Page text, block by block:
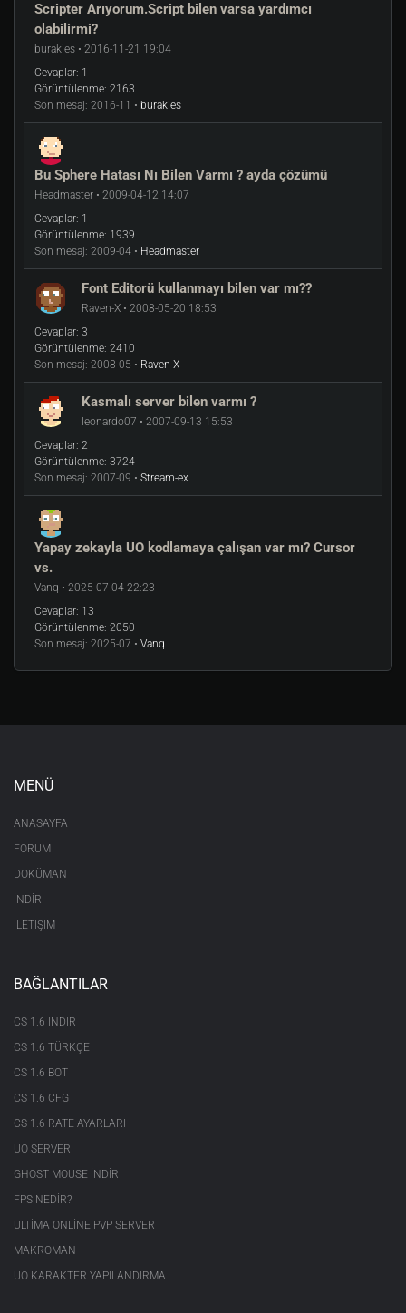
Scripter Arıyorum.Script bilen varsa yardımcı
olabilirmi?
burakies • 2016-11-21 19:04
Cevaplar: 1
Görüntülenme: 2163
Son mesaj: 2016-11 • burakies
Bu Sphere Hatası Nı Bilen Varmı ? ayda çözümü
Headmaster • 2009-04-12 14:07
Cevaplar: 1
Görüntülenme: 1939
Son mesaj: 2009-04 • Headmaster
Font Editorü kullanmayı bilen var mı??
Raven-X • 2008-05-20 18:53
Cevaplar: 3
Görüntülenme: 2410
Son mesaj: 2008-05 • Raven-X
Kasmalı server bilen varmı ?
leonardo07 • 2007-09-13 15:53
Cevaplar: 2
Görüntülenme: 3724
Son mesaj: 2007-09 • Stream-ex
Yapay zekayla UO kodlamaya çalışan var mı? Cursor
vs.
Vanq • 2025-07-04 22:23
Cevaplar: 13
Görüntülenme: 2050
Son mesaj: 2025-07 • Vanq
MENÜ
ANASAYFA
FORUM
DOKÜMAN
İNDİR
İLETİŞİM
BAĞLANTILAR
CS 1.6 INDIR
CS 1.6 TÜRKÇE
CS 1.6 BOT
CS 1.6 CFG
CS 1.6 RATE AYARLARI
UO SERVER
GHOST MOUSE INDIR
FPS NEDIR?
ULTIMA ONLINE PVP SERVER
MAKROMAN
UO KARAKTER YAPILANDIRMA